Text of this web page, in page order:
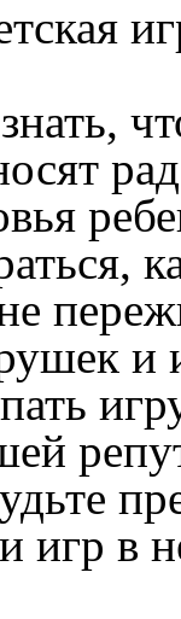
и
игр в